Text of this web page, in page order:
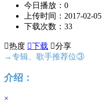
今日播放：0
上传时间：2017-02-05
下载次数：33
热度 下载 分享
→专辑、歌手推荐位③
介绍：